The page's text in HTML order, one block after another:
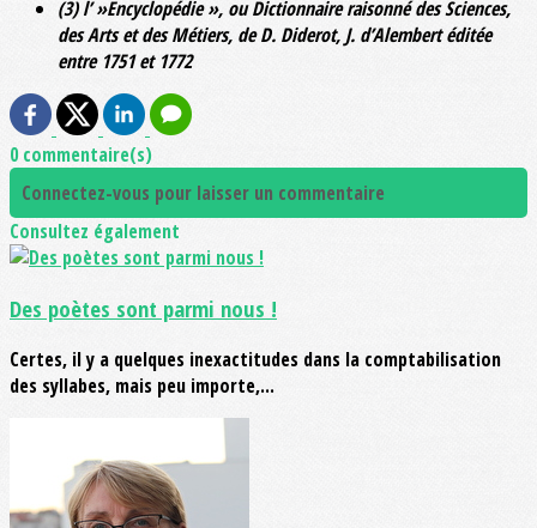
(3) l’ »Encyclopédie », ou Dictionnaire raisonné des Sciences,
des Arts et des Métiers, de D. Diderot, J. d’Alembert éditée
entre 1751 et 1772
0 commentaire(s)
Connectez-vous pour laisser un commentaire
Consultez également
Des poètes sont parmi nous !
Certes, il y a quelques inexactitudes dans la comptabilisation
des syllabes, mais peu importe,...